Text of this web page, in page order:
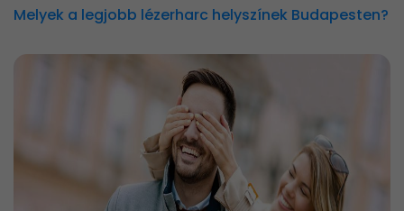
Melyek a legjobb lézerharc helyszínek Budapesten?